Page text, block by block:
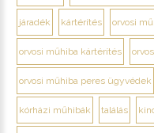
járadék kártérítés orvosi
orvosi műhiba kártérítés
orvosi műhiba peres ügyvédek
kórházi műhibák találás